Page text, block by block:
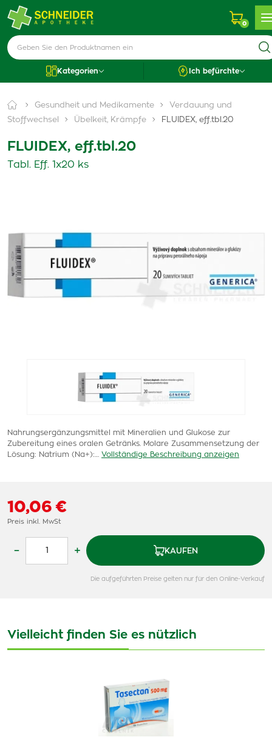
0
Kategorien Ich befürchte
Gesundheit und Medikamente
Verdauung und
Stoffwechsel
Übelkeit, Krämpfe FLUIDEX, eff.tbl.20
FLUIDEX, eff.tbl.20
Tabl. Eff. 1x20 ks
Nahrungsergänzungsmittel mit Mineralien und Glukose zur
Zubereitung eines oralen Getränks. Molare Zusammensetzung der
Lösung: Natrium (Na+):…
Vollständige Beschreibung anzeigen
10,06 €
Preis inkl. MwSt
– + KAUFEN
Die aufgeführten Preise gelten nur für den Online-Verkauf
Vielleicht finden Sie es nützlich